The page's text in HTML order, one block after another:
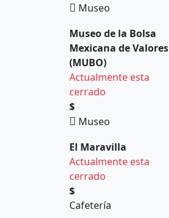
Museo
Museo de la Bolsa
Mexicana de Valores
(MUBO)
Actualmente esta
cerrado
$
Museo
El Maravilla
Actualmente esta
cerrado
$
Cafetería